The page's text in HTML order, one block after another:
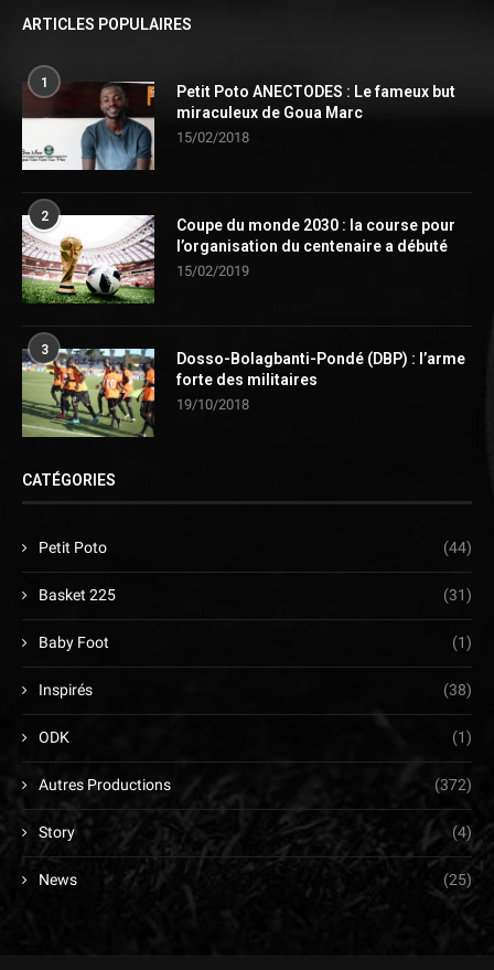
ARTICLES POPULAIRES
1
Petit Poto ANECTODES : Le fameux but
miraculeux de Goua Marc
15/02/2018
2
Coupe du monde 2030 : la course pour
l’organisation du centenaire a débuté
15/02/2019
3
Dosso-Bolagbanti-Pondé (DBP) : l’arme
forte des militaires
19/10/2018
CATÉGORIES
Petit Poto (44)
Basket 225 (31)
Baby Foot (1)
Inspirés (38)
ODK (1)
Autres Productions (372)
Story (4)
News (25)